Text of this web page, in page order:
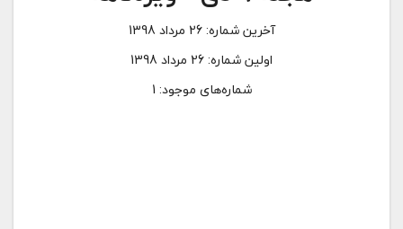
آخرین شماره:26 مرداد 1398
اولین شماره:26 مرداد 1398
شماره‌های موجود: 1